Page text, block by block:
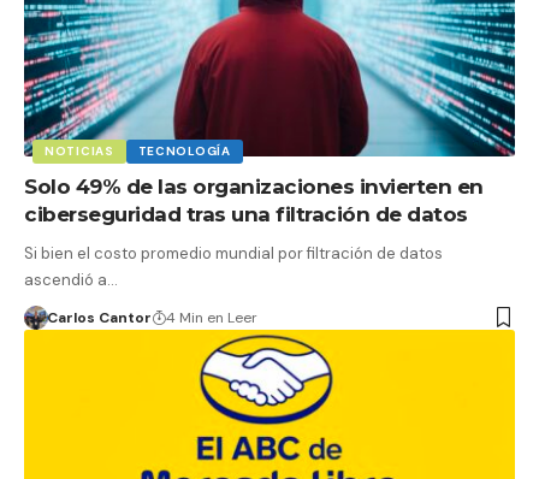
NOTICIAS TECNOLOGÍA
Solo 49% de las organizaciones invierten en
ciberseguridad tras una filtración de datos
Si bien el costo promedio mundial por filtración de datos
ascendió a…
Carlos Cantor 4 Min en Leer